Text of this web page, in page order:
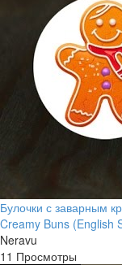
Булочки с заварным
Creamy Buns (English
Neravu
11 Просмотры